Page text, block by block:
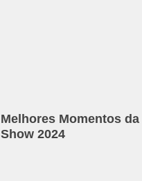
Melhores Momentos
Show 2024